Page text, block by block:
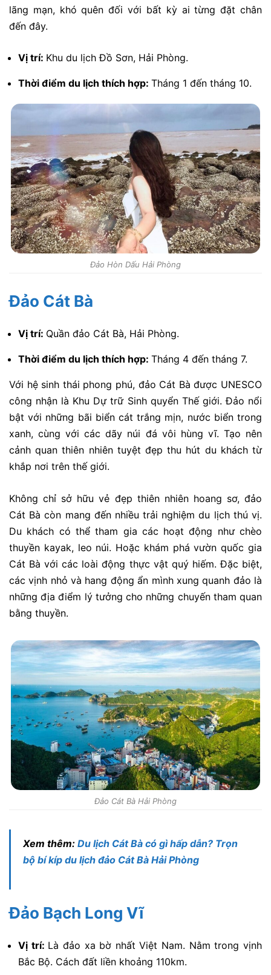
lãng mạn, khó quên đối với bất kỳ ai từng đặt chân
đến đây.
Vị trí: Khu du lịch Đồ Sơn, Hải Phòng.
Thời điểm du lịch thích hợp: Tháng 1 đến tháng 10.
Đảo Hòn Dấu Hải Phòng
Đảo Cát Bà
Vị trí: Quần đảo Cát Bà, Hải Phòng.
Thời điểm du lịch thích hợp: Tháng 4 đến tháng 7.
Với hệ sinh thái phong phú, đảo Cát Bà được UNESCO
công nhận là Khu Dự trữ Sinh quyển Thế giới. Đảo nổi
bật với những bãi biển cát trắng mịn, nước biển trong
xanh, cùng với các dãy núi đá vôi hùng vĩ. Tạo nên
cảnh quan thiên nhiên tuyệt đẹp thu hút du khách từ
khắp nơi trên thế giới.
Không chỉ sở hữu vẻ đẹp thiên nhiên hoang sơ, đảo
Cát Bà còn mang đến nhiều trải nghiệm du lịch thú vị.
Du khách có thể tham gia các hoạt động như chèo
thuyền kayak, leo núi. Hoặc khám phá vườn quốc gia
Cát Bà với các loài động thực vật quý hiếm. Đặc biệt,
các vịnh nhỏ và hang động ẩn mình xung quanh đảo là
những địa điểm lý tưởng cho những chuyến tham quan
bằng thuyền.
Đảo Cát Bà Hải Phòng
Xem thêm: Du lịch Cát Bà có gì hấp dẫn? Trọn
bộ bí kíp du lịch đảo Cát Bà Hải Phòng
Đảo Bạch Long Vĩ
Vị trí: Là đảo xa bờ nhất Việt Nam. Nằm trong vịnh
Bắc Bộ. Cách đất liền khoảng 110km.